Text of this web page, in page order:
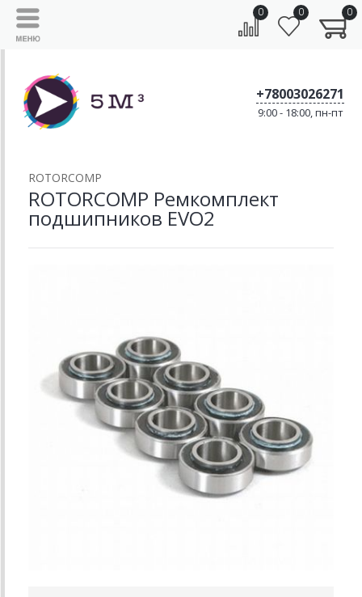
0 0 0
+78003026271
9:00 - 18:00, пн-пт
ROTORCOMP
ROTORCOMP Ремкомплект
подшипников EVO2